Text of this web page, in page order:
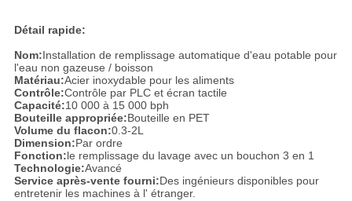
Détail rapide:
Nom:Installation de remplissage automatique d'eau potable pour
l'eau non gazeuse / boisson
Matériau:Acier inoxydable pour les aliments
Contrôle:Contrôle par PLC et écran tactile
Capacité:10 000 à 15 000 bph
Bouteille appropriée:Bouteille en PET
Volume du flacon:0.3-2L
Dimension:Par ordre
Fonction:le remplissage du lavage avec un bouchon 3 en 1
Technologie:Avancé
Service après-vente fourni:Des ingénieurs disponibles pour
entretenir les machines à l' étranger.